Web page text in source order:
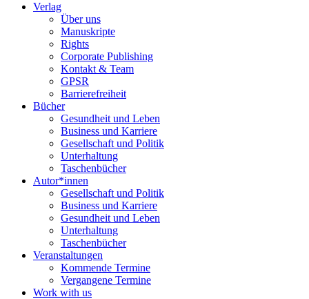
Verlag
Über uns
Manuskripte
Rights
Corporate Publishing
Kontakt & Team
GPSR
Barrierefreiheit
Bücher
Gesundheit und Leben
Business und Karriere
Gesellschaft und Politik
Unterhaltung
Taschenbücher
Autor*innen
Gesellschaft und Politik
Business und Karriere
Gesundheit und Leben
Unterhaltung
Taschenbücher
Veranstaltungen
Kommende Termine
Vergangene Termine
Work with us